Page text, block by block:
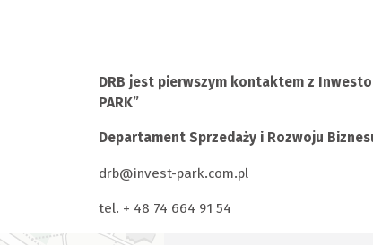
DRB jest pierwszym kontaktem z
PARK”
Departament Sprzedaży i Rozwoju
drb@invest-park.com.pl
tel. + 48 74 664 91 54